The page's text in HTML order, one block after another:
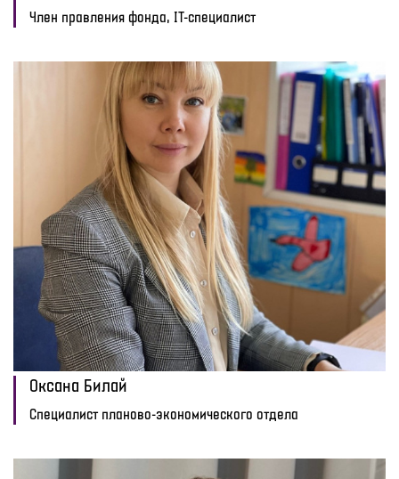
Член правления фонда, IT-специалист
Оксана Билай
Специалист планово-экономического отдела